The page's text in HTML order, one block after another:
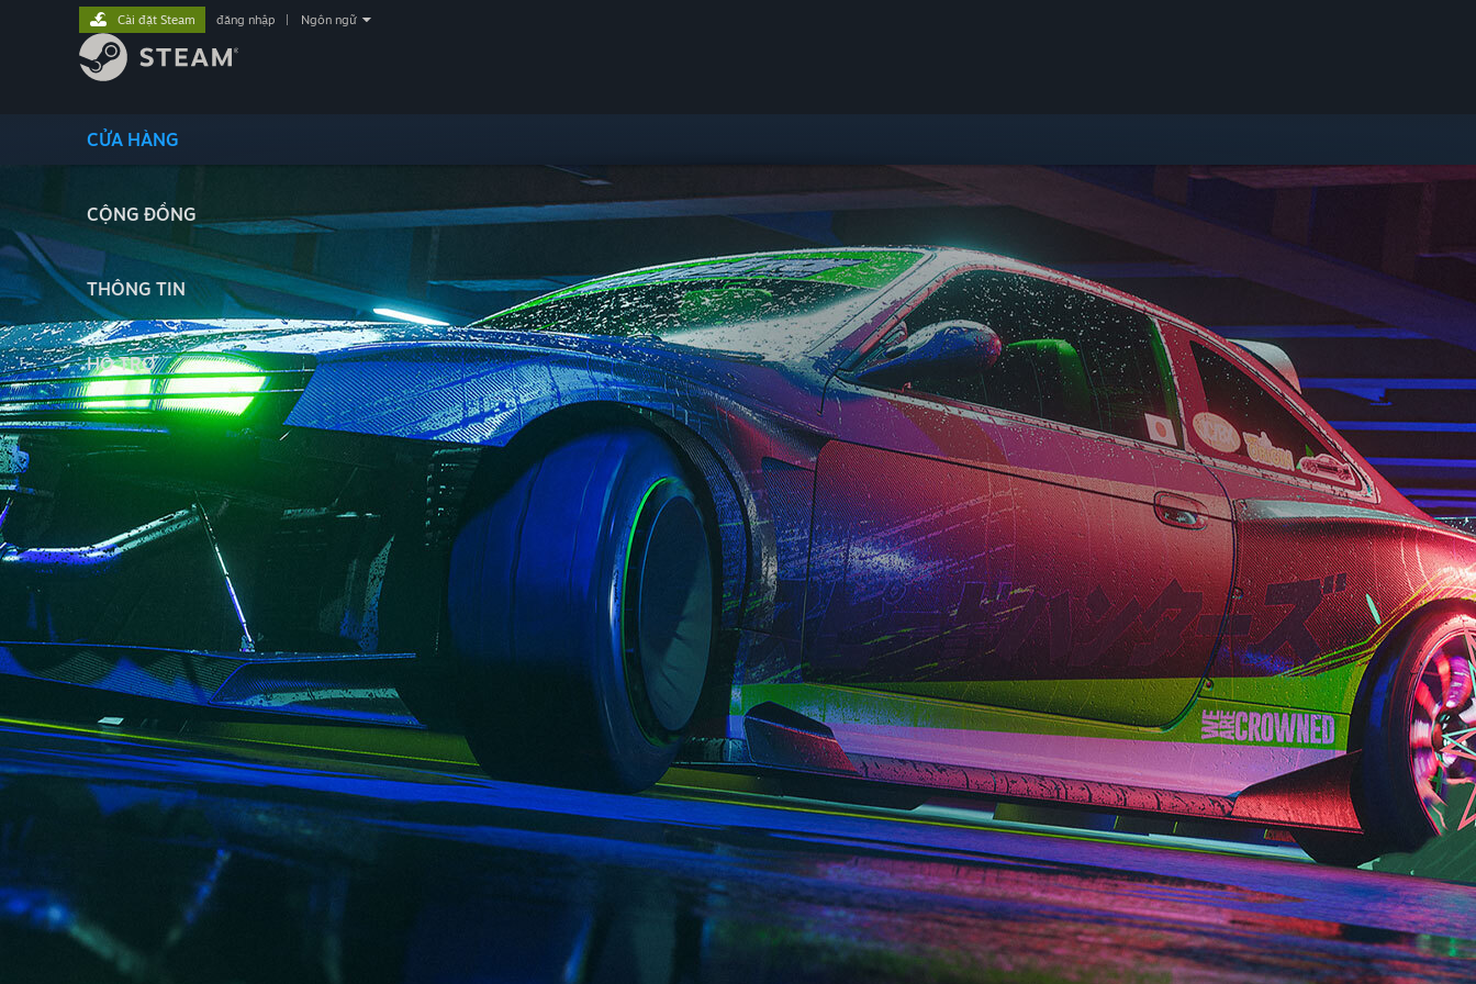
CỬA HÀNG
CỘNG ĐỒNG
THÔNG TIN
HỖ TRỢ
Cài đặt Steam đăng nhập Ngôn ngữ